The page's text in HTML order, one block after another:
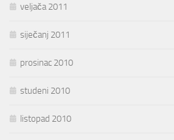
veljača 2011
siječanj 2011
prosinac 2010
studeni 2010
listopad 2010